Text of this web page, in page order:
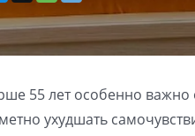
55 лет особенно важно
ухудшать